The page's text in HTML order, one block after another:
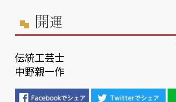
開 運
伝統工芸士
中野親一作